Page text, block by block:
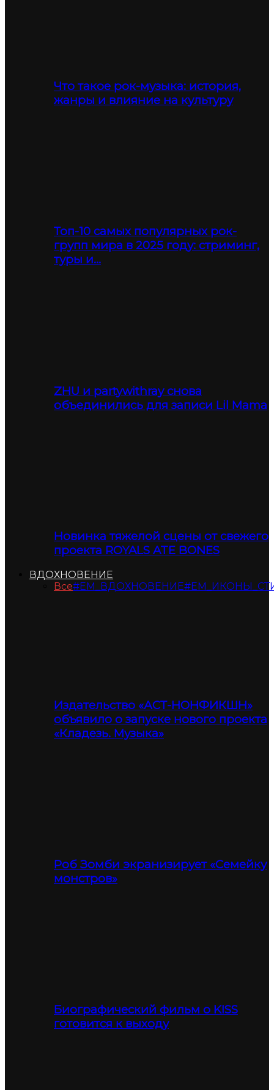
Что такое рок-музыка: история,
жанры и влияние на культуру
Топ-10 самых популярных рок-
групп мира в 2025 году: стриминг,
туры и…
ZHU и partywithray снова
объединились для записи Lil Mama
Новинка тяжелой сцены от свежего
проекта ROYALS ATE BONES
ВДОХНОВЕНИЕ
Все#ЕМ_ВДОХНОВЕНИЕ
Издательство «АСТ-НОНФИКШН»
объявило о запуске нового проекта
«Кладезь. Музыка»
Роб Зомби экранизирует «Семейку
монстров»
Биографический фильм о KISS
готовится к выходу